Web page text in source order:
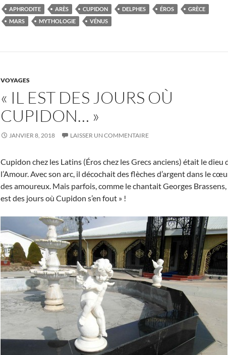
APHRODITE ARÈS CUPIDON DELPHES ÉROS
GRÈCE
MARS
MYTHOLOGIE VÉNUS
VOYAGES
« IL EST DES JOURS OÙ
CUPIDON… »
JANVIER 8, 2018 LAISSER UN COMMENTAIRE
Cupidon chez les Latins (Éros chez les Grecs anciens) était le dieu
l’Amour. Avec son arc, il décochait des flèches d’argent dans le
des amoureux. Mais parfois, comme le chantait Georges Brassens,
est des jours où Cupidon s’en fout » !